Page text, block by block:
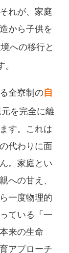
れが、家庭
から子供を
への移行と
。
全寮制の自
を完全に離
す。これは
代わりに面
。家庭とい
への甘え、
一度物理的
ている「一
来の生命
アプローチ